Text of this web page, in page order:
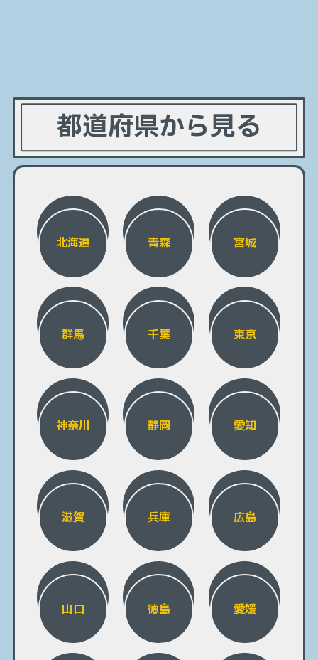
都道府県から見る
北海道 青森 宮城
群馬 千葉 東京
神奈川 静岡 愛知
滋賀 兵庫 広島
山口 徳島 愛媛